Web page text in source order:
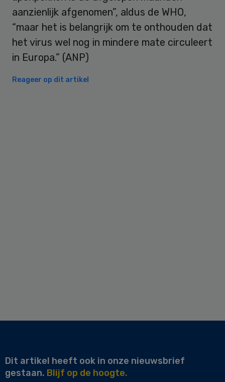
aanzienlijk afgenomen”, aldus de WHO,
“maar het is belangrijk om te onthouden dat
het virus wel nog in mindere mate circuleert
in Europa.” (ANP)
Reageer op dit artikel
Dit artikel heeft ook in onze nieuwsbrief
gestaan. Blijf op de hoogte.